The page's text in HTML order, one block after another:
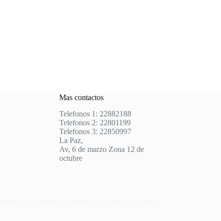
Mas contactos
Telefonos 1: 22882188
Telefonos 2: 22801199
Telefonos 3: 22850997
La Paz,
Av, 6 de marzo Zona 12 de
octubre